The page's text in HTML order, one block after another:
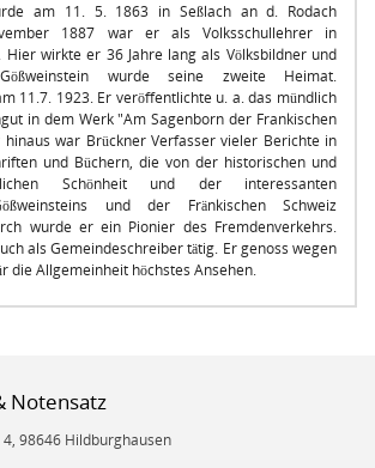
am 11. 5. 1863 in Seßlach an d. Rodach
1887 war er als Volksschullehrer in
Hier wirkte er 36 Jahre lang als Völksbildner und
Gößweinstein wurde seine zweite Heimat.
11.7. 1923. Er veröffentlichte u. a. das mündlich
in dem Werk "Am Sagenborn der Frankischen
hinaus war Brückner Verfasser vieler Berichte in
und Büchern, die von der historischen und
Schönheit und der interessanten
und der Fränkischen Schweiz
wurde er ein Pionier des Fremdenverkehrs.
als Gemeindeschreiber tätig. Er genoss wegen
die Allgemeinheit höchstes Ansehen.
Notensatz
4, 98646 Hildburghausen